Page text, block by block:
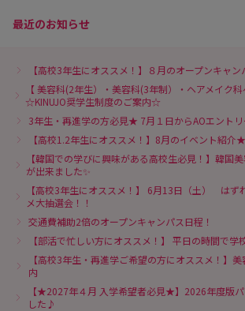
最近のお知らせ
【高校3年生にオススメ！】８月のオープンキャン
【 美容科(2年生）・美容科(3年制）・ヘアメイク科
☆KINUJO奨学生制度のご案内☆
3年生・再進学の方必見★ 7月１日からAOエントリ
【高校1.2年生にオススメ！】8月のイベント紹介★
【韓国での学びに興味がある高校生必見！】韓国
が出来ました✨
【高校3年生にオススメ！】 6月13日（土） はず
メ大抽選会！！
交通費補助2倍のオープンキャンパス日程！
【部活で忙しい方にオススメ！】 平日の時間で学
【高校3年生・再進学ご希望の方にオススメ！】
内
【★2027年４月 入学希望者必見★】2026年度版
した♪